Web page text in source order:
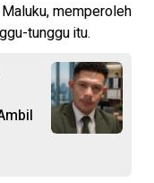
memperoleh
tunggu itu.